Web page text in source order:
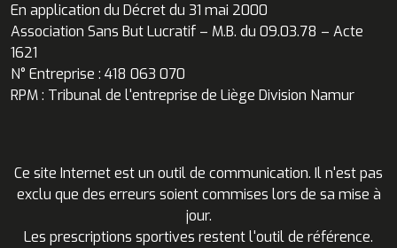
En application du Décret du 31 mai 2000
Association Sans But Lucratif – M.B. du 09.03.78 – Acte
1621
N° Entreprise : 418 063 070
RPM : Tribunal de l'entreprise de Liège Division Namur
Ce site Internet est un outil de communication. Il n'est pas
exclu que des erreurs soient commises lors de sa mise à
jour.
Les prescriptions sportives restent l'outil de référence.